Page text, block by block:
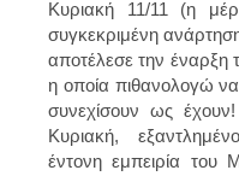
Κυριακή 11/11 (η
συγκεκριμένη
αποτέλεσε την έναρξη
η οποία πιθανολογώ
συνεχίσουν ως
Κυριακή,
έντονη εμπειρία